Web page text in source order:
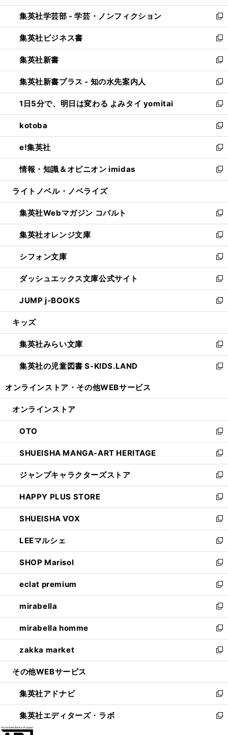
開
く
ウ
で
開
く
ン
ド
ウ
で
開
く
ウ
ィ
ン
ド
ウ
で
開
く
集英社学芸部 - 学芸・ノンフィクション
新
し
い
ウ
ィ
ン
ド
ウ
で
開
く
集英社ビジネス書
新
し
い
ウ
ィ
ン
ド
ウ
で
開
く
集英社新書
新
し
い
ウ
ィ
ン
ド
ウ
で
開
く
集英社新書プラス - 知の水先案内人
新
し
い
ウ
ィ
ン
ド
ウ
で
開
1日5分で、明日は変わる よみタイ yomitai
新
し
い
ウ
ィ
ン
ド
ウ
開
く
kotoba
新
し
い
ウ
ィ
ン
ウ
で
開
く
e!集英社
新
し
い
ウ
ン
ド
ウ
で
開
く
情報・知識＆オピニオン imidas
新
し
ウ
ィ
ン
ド
ウ
で
開
く
ライトノベル・ノベライズ
集英社Webマガジン コバルト
新
し
い
ウ
ィ
ン
ド
ウ
で
開
集英社オレンジ文庫
新
し
い
ウ
ィ
ン
ド
ウ
開
く
シフォン文庫
新
し
い
ウ
ィ
ン
ウ
で
開
く
ダッシュエックス文庫公式サイト
新
し
い
ウ
ン
ド
ウ
で
JUMP j-BOOKS
新
し
ウ
ィ
ン
ド
開
キッズ
集英社みらい文庫
新
し
い
ン
ウ
で
開
く
集英社の児童図書 S-KIDS.LAND
新
ウ
ン
ド
ウ
で
開
く
オンラインストア・ その他WEBサービス
オンラインストア
OTO
新
し
い
ウ
ィ
ン
ド
ウ
で
開
く
SHUEISHA MANGA-ART HERITAGE
新
し
い
ウ
ィ
ン
ド
ウ
で
開
く
ジャンプキャラクターズストア
新
し
い
ウ
ィ
ン
ド
ウ
で
開
く
HAPPY PLUS STORE
新
し
い
ウ
ィ
ン
ド
ウ
で
開
く
SHUEISHA VOX
新
し
い
ウ
ィ
ン
ド
ウ
で
開
く
LEEマルシェ
新
し
い
ウ
ィ
ン
ド
ウ
で
開
く
SHOP Marisol
新
し
い
ウ
ィ
ン
ド
ウ
で
開
eclat premium
新
し
い
ウ
ィ
ン
ド
ウ
開
く
mirabella
新
し
い
ウ
ィ
ン
ウ
で
開
く
mirabella homme
新
し
い
ウ
ン
ド
ウ
で
zakka market
新
し
ウ
ィ
ン
ド
その他WEBサービス
集英社アドナビ
新
し
い
集英社エディターズ・ラボ
新